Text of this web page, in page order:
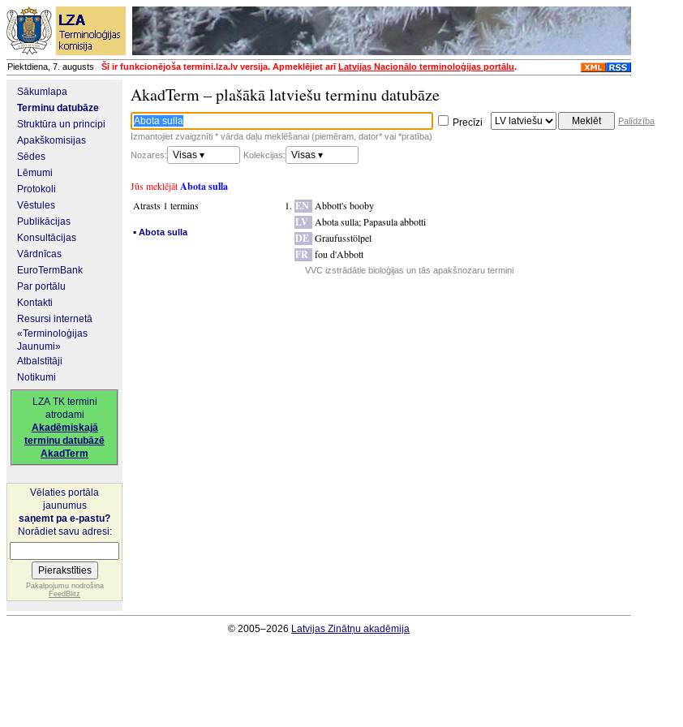
Piektdiena, 7. augusts Šī ir funkcionējoša termini.lza.lv versija. Apmeklējiet arīLatvijas Nacionālo terminoloģijas portālu.
Sākumlapa
Terminu datubāze
Struktūra un principi
Apakškomisijas
Sēdes
Lēmumi
Protokoli
Vēstules
Publikācijas
Konsultācijas
Vārdnīcas
EuroTermBank
Par portālu
Kontakti
Resursi internetā
«Terminoloģijas
Jaunumi»
Atbalstītāji
Notikumi
LZA TK termini
atrodami
Akadēmiskajā
terminu datubāzē
AkadTerm
Vēlaties portāla
jaunumus
saņemt pa e-pastu?
Norādiet savu adresi:
Pakalpojumu nodrošina
FeedBlitz
AkadTerm – plašākā latviešu terminu datubāze
Precīzi
Palīdzība
Izmantojiet zvaigznīti * vārda daļu meklēšanai (piemēram, dator* vai *pratība)
Nozares:
Visas ▾ Kolekcijas: Visas ▾
Jūs meklējātAbota sulla
Atrasts 1 termins
▪ Abota sulla
EN Abbott's booby
LV Abota sulla;Papasula abbotti
DE Graufusstölpel
FR fou d'Abbott
VVC izstrādātie bioloģijas un tās apakšnozaru termini
© 2005–2026 Latvijas Zinātņu akadēmija